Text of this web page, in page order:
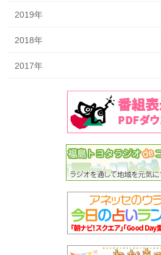
2019年
2018年
2017年